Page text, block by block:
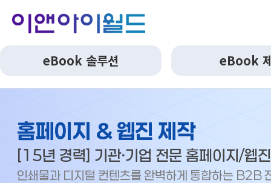
eBook 솔루션 eBook
홈페이지 & 웹진 제작
[15년 경력] 기관ㆍ기업 전문 홈페이지/웹
인쇄물과 디지털 컨텐츠를 완벽하게 통합하는 B2B